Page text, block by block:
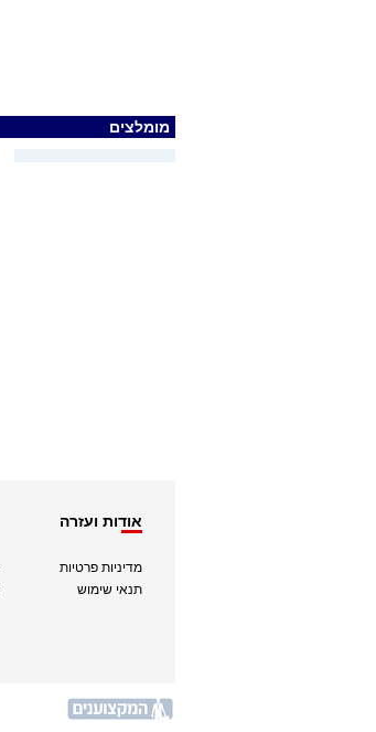
מומלצים
אודות ועזרה
מדיניות פרטיות
תנאי שימוש